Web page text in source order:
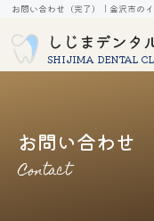
お問い合わせ（完了）｜金沢市の
しじまデンタ
SHIJIMA DENTAL
お問い合わせ
Contact